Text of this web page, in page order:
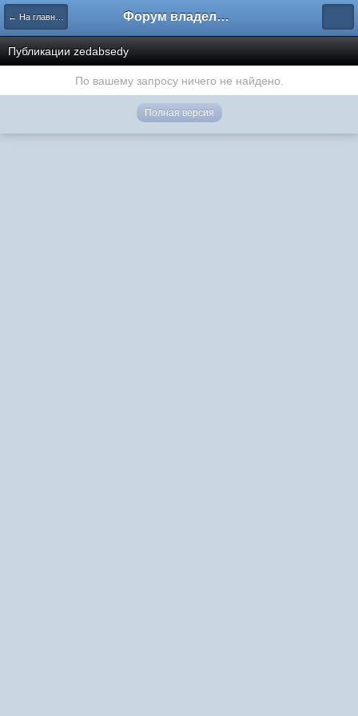
← На главную Форум владельцев интернет-магазинов
Публикации zedabsedy
По вашему запросу ничего не найдено.
Полная версия